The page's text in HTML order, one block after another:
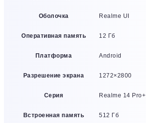
Оболочка Realme UI
Оперативная память 12 Гб
Платформа Android
Разрешение экрана 1272×2800
Серия Realme 14 Pro+
Встроенная память 512 Гб